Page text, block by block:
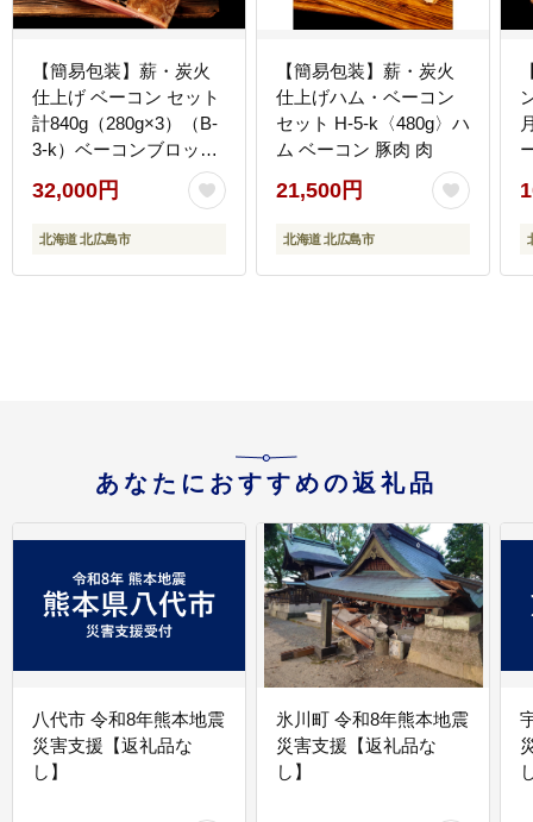
【簡易包装】薪・炭火
仕上げ ベーコン セット
計840g（280g×3）（B-
3-k）ベーコンブロック
北海道 北広島市 エーデ
ル
32,000円
北海道 北広島市
【簡易包装】薪・炭火
仕上げハム・ベーコン
セット H-5-k〈480g〉ハ
ム ベーコン 豚肉 肉
21,500円
北海道 北広島市
あなたにおすすめの返礼品
八代市 令和8年熊本地震
災害支援【返礼品な
し】
氷川町 令和8年熊本地震
災害支援【返礼品な
し】